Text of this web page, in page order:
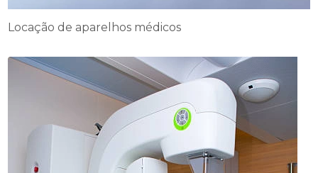
Locação de aparelhos médicos